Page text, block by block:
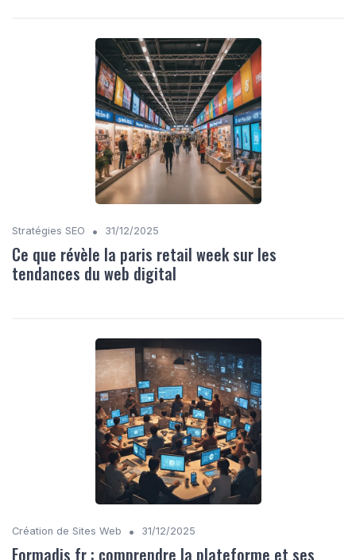
Stratégies SEO • 31/12/2025
Ce que révèle la paris retail week sur les
tendances du web digital
Création de Sites Web • 31/12/2025
Formadis fr : comprendre la plateforme et ses